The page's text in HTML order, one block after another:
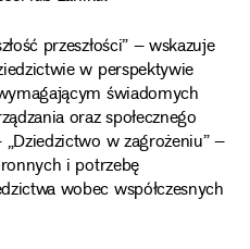
przeszłości” – wskazuje
w perspektywie
świadomych
oraz społecznego
w zagrożeniu” –
i potrzebę
wobec współczesnych